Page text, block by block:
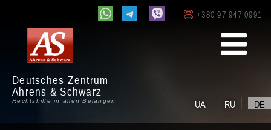
Deutsches Zentrum
Ahrens & Schwarz
Rechtshilfe in allen Belangen
+380 97 947 0991
UA RU DE